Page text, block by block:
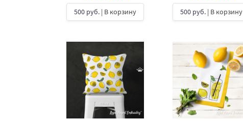
500 руб.| В корзину 500 руб.| В корзину